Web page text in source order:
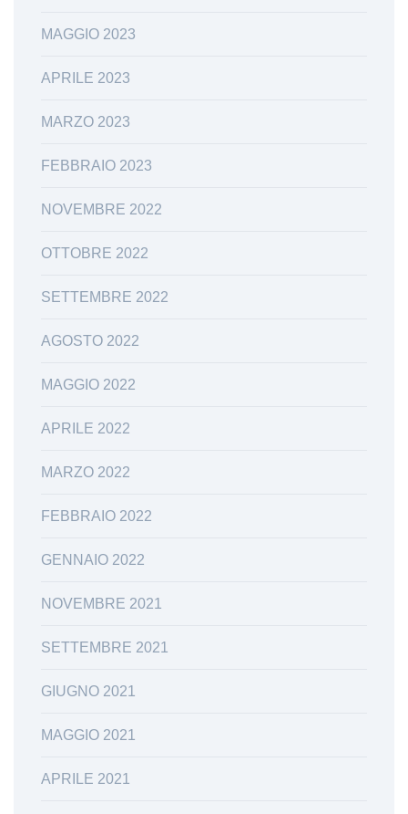
MAGGIO 2023
APRILE 2023
MARZO 2023
FEBBRAIO 2023
NOVEMBRE 2022
OTTOBRE 2022
SETTEMBRE 2022
AGOSTO 2022
MAGGIO 2022
APRILE 2022
MARZO 2022
FEBBRAIO 2022
GENNAIO 2022
NOVEMBRE 2021
SETTEMBRE 2021
GIUGNO 2021
MAGGIO 2021
APRILE 2021